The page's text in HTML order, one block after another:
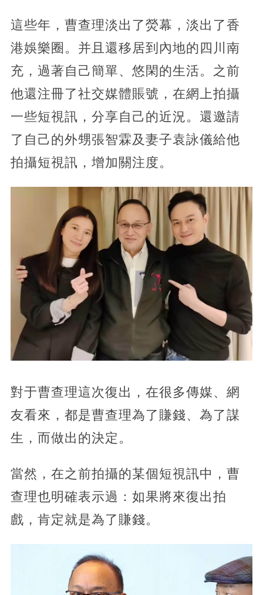
這些年，曹查理淡出了熒幕，淡出了香
港娛樂圈。并且還移居到內地的四川南
充，過著自己簡單、悠閑的生活。之前
他還注冊了社交媒體賬號，在網上拍攝
一些短視訊，分享自己的近況。還邀請
了自己的外甥張智霖及妻子袁詠儀給他
拍攝短視訊，增加關注度。
對于曹查理這次復出，在很多傳媒、網
友看來，都是曹查理為了賺錢、為了謀
生，而做出的決定。
當然，在之前拍攝的某個短視訊中，曹
查理也明確表示過：如果將來復出拍
戲，肯定就是為了賺錢。